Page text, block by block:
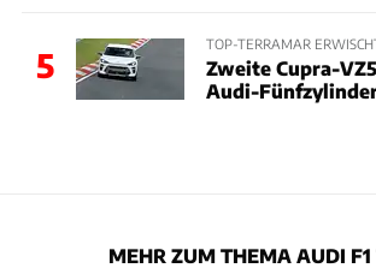
5
TOP-TERRAMAR
Zweite Cupra-
Audi-
MEHR ZUM THEMA AUDI